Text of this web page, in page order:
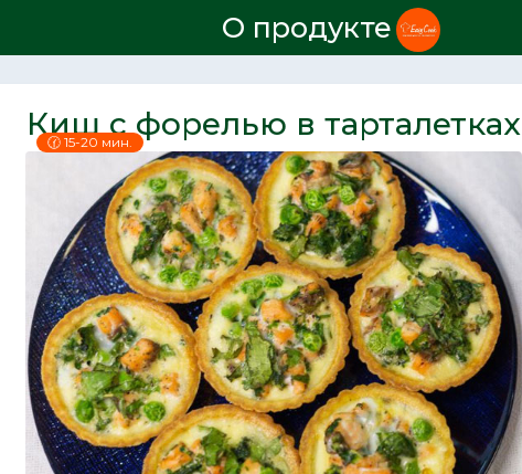
О продукте
Киш с форелью в тарталетках
🕜 15-20 мин.